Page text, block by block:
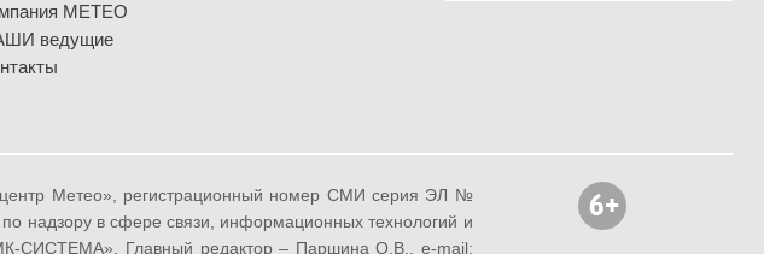
МЕТЕО
ведущие
центр Метео», регистрационный номер СМИ серия ЭЛ №
надзору в сфере связи, информационных технологий и
СИСТЕМА», Главный редактор – Паршина О.В., e-mail: